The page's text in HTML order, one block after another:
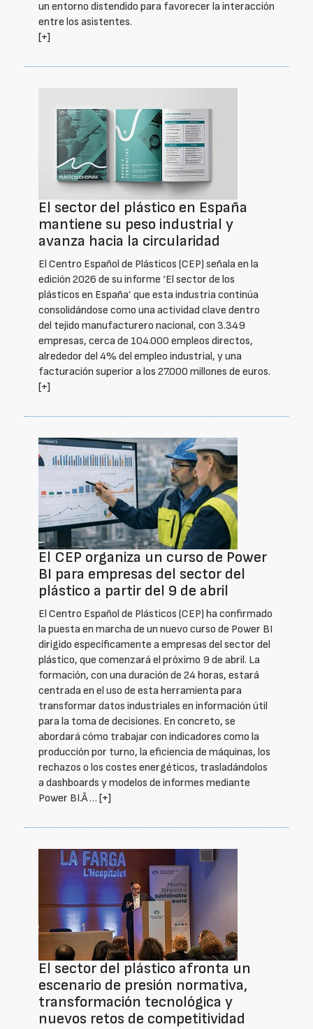
un entorno distendido para favorecer la interacción
entre los asistentes.
[+]
El sector del plástico en España
mantiene su peso industrial y
avanza hacia la circularidad
El Centro Español de Plásticos (CEP) señala en la
edición 2026 de su informe ‘El sector de los
plásticos en España’ que esta industria continúa
consolidándose como una actividad clave dentro
del tejido manufacturero nacional, con 3.349
empresas, cerca de 104.000 empleos directos,
alrededor del 4% del empleo industrial, y una
facturación superior a los 27.000 millones de euros.
[+]
El CEP organiza un curso de Power
BI para empresas del sector del
plástico a partir del 9 de abril
El Centro Español de Plásticos (CEP) ha confirmado
la puesta en marcha de un nuevo curso de Power BI
dirigido específicamente a empresas del sector del
plástico, que comenzará el próximo 9 de abril. La
formación, con una duración de 24 horas, estará
centrada en el uso de esta herramienta para
transformar datos industriales en información útil
para la toma de decisiones. En concreto, se
abordará cómo trabajar con indicadores como la
producción por turno, la eficiencia de máquinas, los
rechazos o los costes energéticos, trasladándolos
a dashboards y modelos de informes mediante
Power BI.Â … [+]
El sector del plástico afronta un
escenario de presión normativa,
transformación tecnológica y
nuevos retos de competitividad